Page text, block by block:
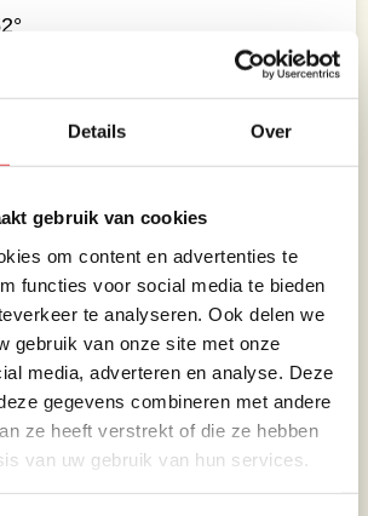
Details Over
gebruik van cookies
om content en advertenties te
functies voor social media te bieden
te analyseren. Ook delen we
gebruik van onze site met onze
media, adverteren en analyse. Deze
gegevens combineren met andere
ze heeft verstrekt of die ze hebben
van uw gebruik van hun services.
garing, haal je het
eerder af. Het vlees gaart
eventjes rusten en serveren.
lager ligt, bij medium
garing wat sneller door bij het